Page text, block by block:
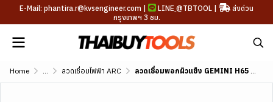
E-Mail: phantira.r@kvsengineer.com | LINE @TBTOOL |
ส่งด่วน
กรุงเทพฯ 3 ชม.
Home ... ลวดเชื่อมไฟฟ้า ARC ลวดเชื่อมพอกผิวแข็ง GEMINI H65 DIN 8555 E10-UM-65